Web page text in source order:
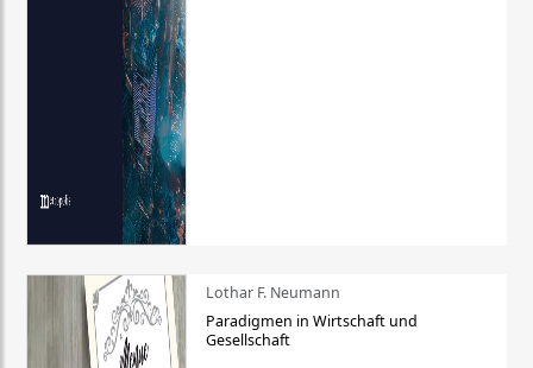
Lothar F. Neumann
Paradigmen in Wirtschaft und
Gesellschaft